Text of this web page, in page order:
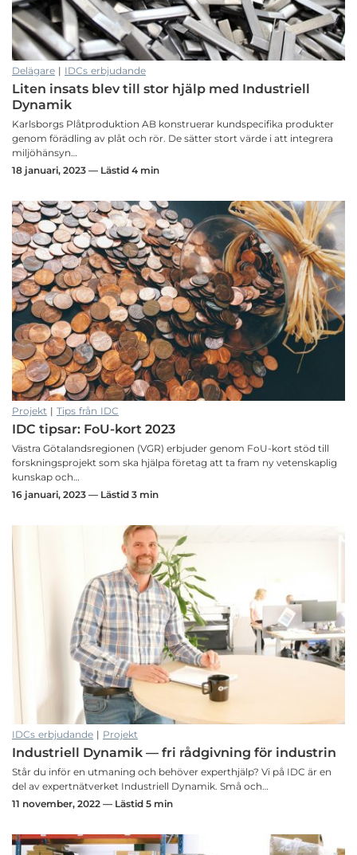
Delägare | IDCs erbjudande
Liten insats blev till stor hjälp med Industriell
Dynamik
Karlsborgs Plåtproduktion AB konstruerar kundspecifika produkter
genom förädling av plåt och rör. De sätter stort värde i att integrera
miljöhänsyn…
18 januari, 2023 — Lästid 4 min
Projekt | Tips från IDC
IDC tipsar: FoU-kort 2023
Västra Götalandsregionen (VGR) erbjuder genom FoU-kort stöd till
forskningsprojekt som ska hjälpa företag att ta fram ny vetenskaplig
kunskap och…
16 januari, 2023 — Lästid 3 min
IDCs erbjudande | Projekt
Industriell Dynamik — fri rådgivning för industrin
Står du inför en utmaning och behöver experthjälp? Vi på IDC är en
del av expertnätverket Industriell Dynamik. Små och…
11 november, 2022 — Lästid 5 min